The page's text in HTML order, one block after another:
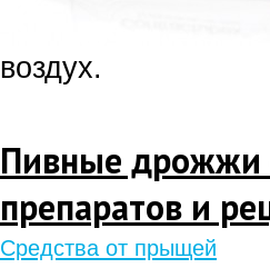
воздух.
Пивные дрожжи
препаратов и
Средства от прыщей